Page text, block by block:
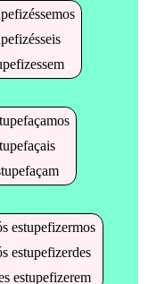
estupefizermos
estupefizerdes
estupefizerem